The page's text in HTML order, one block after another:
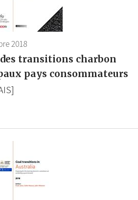
2018
transitions charbon
pays consommateurs